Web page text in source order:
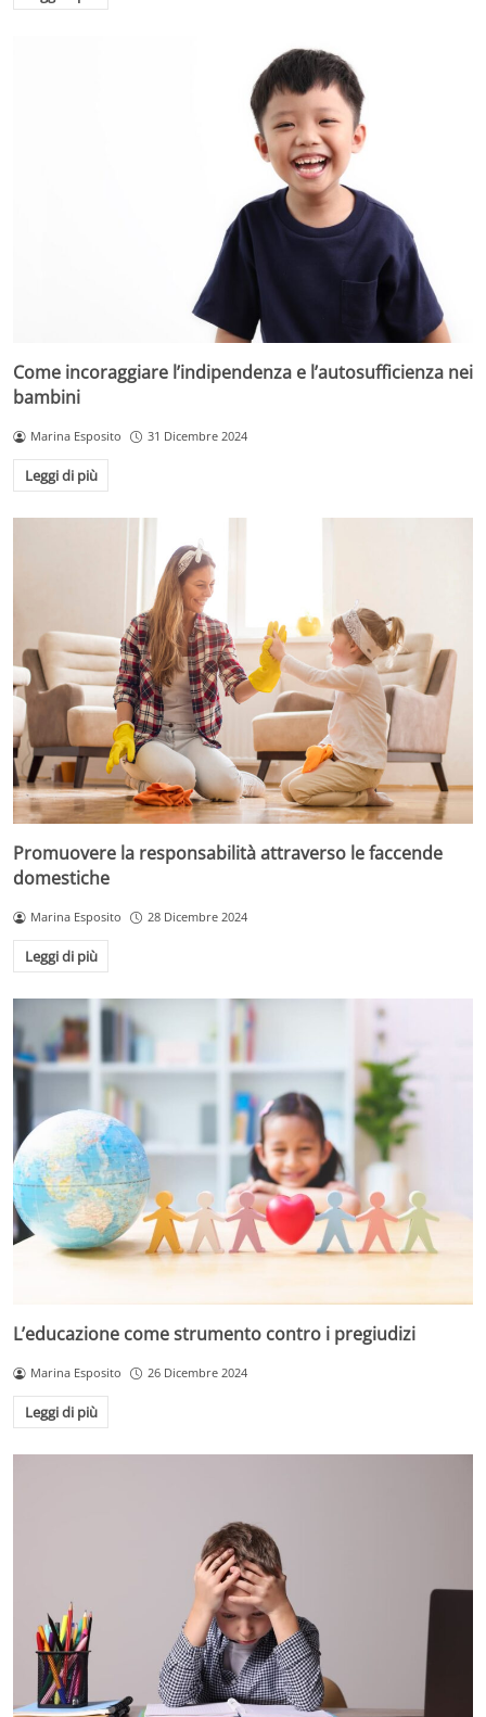
Come incoraggiare l’indipendenza e l’autosufficienza nei
bambini
Marina Esposito 31 Dicembre 2024
Leggi di più
Promuovere la responsabilità attraverso le faccende
domestiche
Marina Esposito 28 Dicembre 2024
Leggi di più
L’educazione come strumento contro i pregiudizi
Marina Esposito 26 Dicembre 2024
Leggi di più